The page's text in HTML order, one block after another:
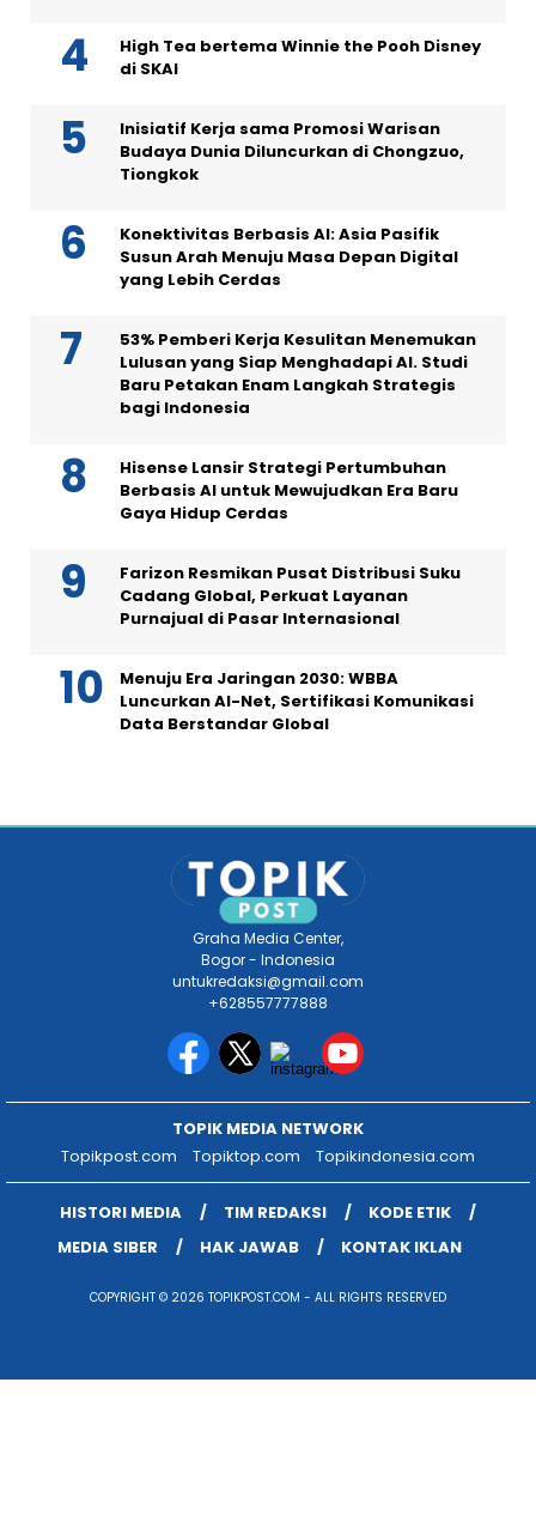
High Tea bertema Winnie the Pooh Disney
di SKAI
Inisiatif Kerja sama Promosi Warisan
Budaya Dunia Diluncurkan di Chongzuo,
Tiongkok
Konektivitas Berbasis AI: Asia Pasifik
Susun Arah Menuju Masa Depan Digital
yang Lebih Cerdas
53% Pemberi Kerja Kesulitan Menemukan
Lulusan yang Siap Menghadapi AI. Studi
Baru Petakan Enam Langkah Strategis
bagi Indonesia
Hisense Lansir Strategi Pertumbuhan
Berbasis AI untuk Mewujudkan Era Baru
Gaya Hidup Cerdas
Farizon Resmikan Pusat Distribusi Suku
Cadang Global, Perkuat Layanan
Purnajual di Pasar Internasional
Menuju Era Jaringan 2030: WBBA
Luncurkan AI-Net, Sertifikasi Komunikasi
Data Berstandar Global
Graha Media Center,
Bogor - Indonesia
untukredaksi@gmail.com
+628557777888
TOPIK MEDIA NETWORK
Topikpost.com
Topiktop.com Topikindonesia.com
HISTORI MEDIA TIM REDAKSI
KODE ETIK
MEDIA SIBER
HAK JAWAB KONTAK IKLAN
COPYRIGHT © 2026 TOPIKPOST.COM - ALL RIGHTS RESERVED